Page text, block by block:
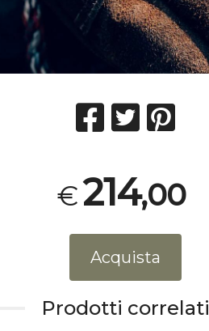
€214,00
Acquista
Prodotti correlati